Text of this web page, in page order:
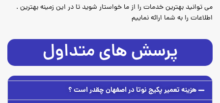
. می توانید بهترین خدمات را از ما خواستار شوید تا در این زمینه بهترین
اطلاعات را به شما ارائه نماییم
پرسش های متداول
هزینه تعمیر پکیج نوتا در اصفهان چقدر است ؟